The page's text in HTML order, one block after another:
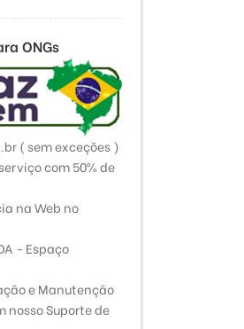
ONGs
( sem exceções )
com 50% de
na Web no
- Espaço
e Manutenção
nosso Suporte de